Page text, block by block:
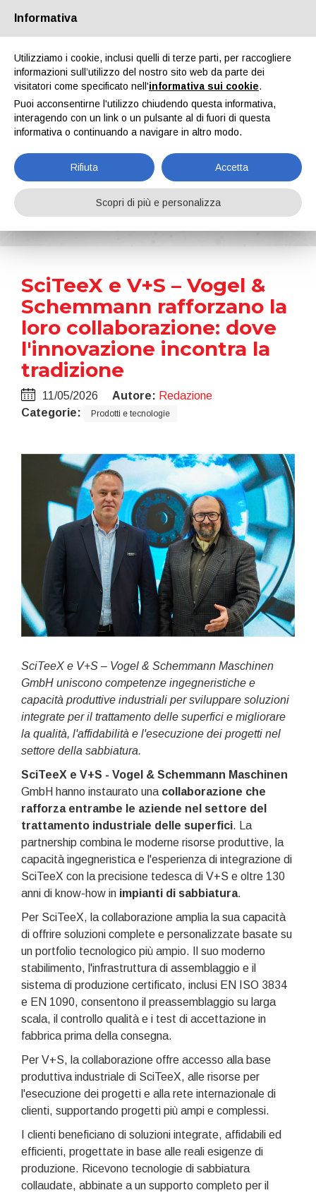
Chi siamo Partners Contatti Area riservata
News
Home Notizie SciTeeX e V+S – Vogel & Schemmann rafforzano la loro collaborazione: dove l'innovazione incontra la tradizione
SciTeeX e V+S – Vogel &
Schemmann rafforzano la
loro collaborazione: dove
l'innovazione incontra la
tradizione
11/05/2026 Autore: Redazione
Categorie:
Prodotti e tecnologie
SciTeeX e V+S – Vogel & Schemmann Maschinen
GmbH uniscono competenze ingegneristiche e
capacità produttive industriali per sviluppare soluzioni
integrate per il trattamento delle superfici e migliorare
la qualità, l'affidabilità e l'esecuzione dei progetti nel
settore della sabbiatura.
SciTeeX e V+S - Vogel & Schemmann Maschinen
GmbH hanno instaurato una collaborazione che
rafforza entrambe le aziende nel settore del
trattamento industriale delle superfici. La
partnership combina le moderne risorse produttive, la
capacità ingegneristica e l'esperienza di integrazione di
SciTeeX con la precisione tedesca di V+S e oltre 130
anni di know-how in impianti di sabbiatura.
Per SciTeeX, la collaborazione amplia la sua capacità
di offrire soluzioni complete e personalizzate basate su
un portfolio tecnologico più ampio. Il suo moderno
stabilimento, l'infrastruttura di assemblaggio e il
sistema di produzione certificato, inclusi EN ISO 3834
e EN 1090, consentono il preassemblaggio su larga
scala, il controllo qualità e i test di accettazione in
fabbrica prima della consegna.
Per V+S, la collaborazione offre accesso alla base
produttiva industriale di SciTeeX, alle risorse per
l'esecuzione dei progetti e alla rete internazionale di
clienti, supportando progetti più ampi e complessi.
I clienti beneficiano di soluzioni integrate, affidabili ed
efficienti, progettate in base alle reali esigenze di
produzione. Ricevono tecnologie di sabbiatura
collaudate, abbinate a un supporto completo per il
Informativa
Utilizziamo i cookie, inclusi quelli di terze parti, per raccogliere
informazioni sull’utilizzo del nostro sito web da parte dei
visitatori come specificato nell'informativa sui cookie.
Puoi acconsentirne l'utilizzo chiudendo questa informativa,
interagendo con un link o un pulsante al di fuori di questa
informativa o continuando a navigare in altro modo.
Rifiuta Accetta
Scopri di più e personalizza